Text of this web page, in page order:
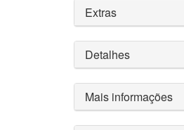
Extras
Detalhes
Mais informações